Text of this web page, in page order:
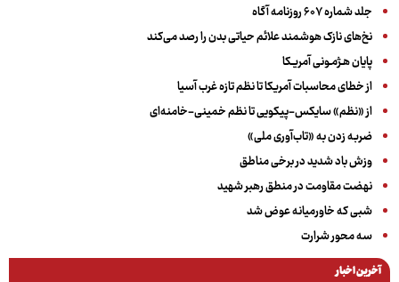
جلد شماره ۶۰۷ روزنامه آگاه
نخ‌های نازک هوشمند علائم حیاتی بدن را رصد می‌کند
پایان هـژمـونی آمریـکا
از خطای محاسبات آمریکا تا نظم تازه غرب آسیا
از «نظم» سایکس-پیکویی تا نظم خمینی-خامنه‌ای
ضربه زدن به «تاب‌آوری ملی»
وزش باد شدید در برخی مناطق
نهضت مقاومت در منطق رهبر شهید
شبی که خاورمیانه عوض شد
سه‌ محور شرارت
آخرین اخبار